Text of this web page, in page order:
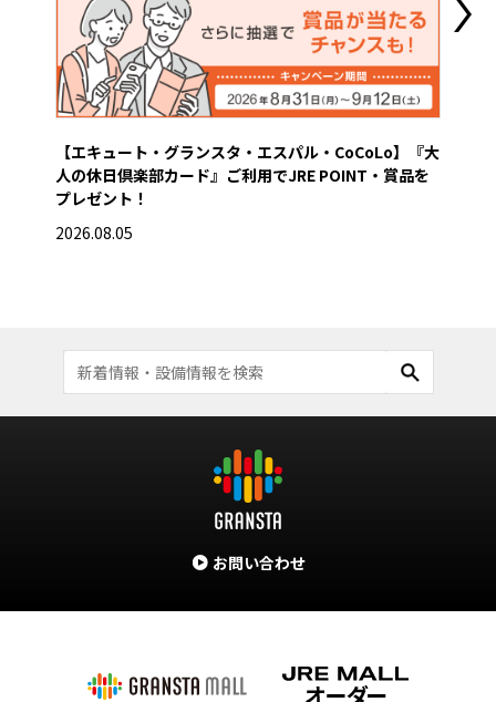
【エキュート・グランスタ・エスパル・CoCoLo】『大
人の休日倶楽部カード』ご利用でJRE POINT・賞品を
プレゼント！
2026.08.05
お問い合わせ